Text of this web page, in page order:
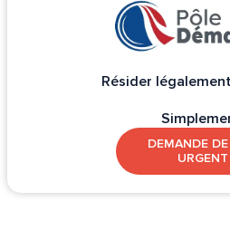
Résider
DEMANDE
URGENT